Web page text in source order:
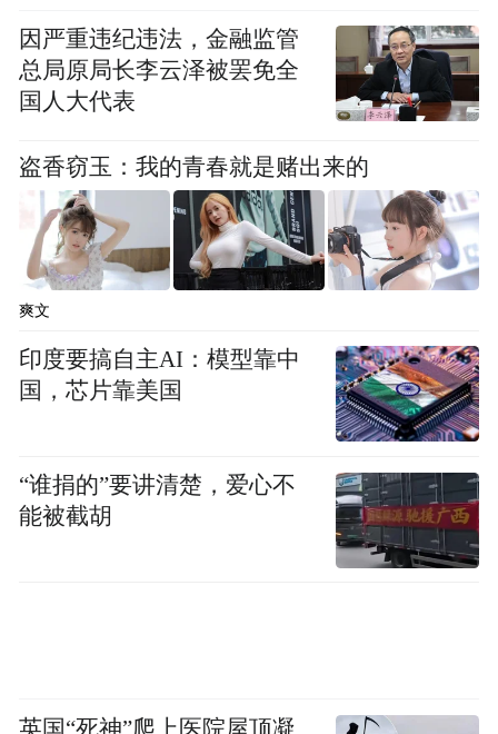
行程紧密，各有特色。这次采访行活动让媒
体记者和编辑感到收获颇丰。“我是第一次到
三河。我觉得医疗教育等方面布局好的话，
用跑那么远了，孩子上学也跟北京城市副中
心是一样的资源。”《北京城市副中心报》摄
影记者常鸣说，“这就是一体化发展的成
果。”
因严重违纪违法，金融监管
总局原局长李云泽被罢免全
国人大代表
盗香窃玉：我的青春就是赌出来的
爽文
印度要搞自主AI：模型靠中
国，芯片靠美国
“谁捐的”要讲清楚，爱心不
能被截胡
英国“死神”爬上医院屋顶凝